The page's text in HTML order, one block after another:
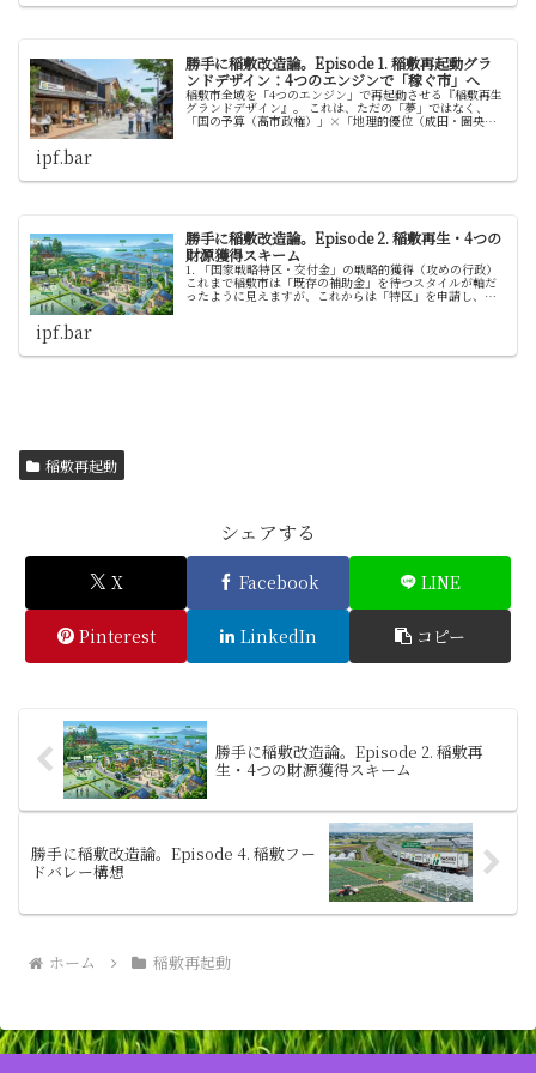
勝手に稲敷改造論。Episode 1. 稲敷再起動グラ
ンドデザイン：4つのエンジンで「稼ぐ市」へ
稲敷市全域を「4つのエンジン」で再起動させる『稲敷再生
グランドデザイン』。 これは、ただの「夢」ではなく、
「国の予算（高市政権）」×「地理的優位（成田・圏央
ipf.bar
勝手に稲敷改造論。Episode 2. 稲敷再生・4つの
財源獲得スキーム
1. 「国家戦略特区・交付金」の戦略的獲得（攻めの行政）
これまで稲敷市は「既存の補助金」を待つスタイルが軸だ
ったように見えますが、これからは「特区」を申請し、大
ipf.bar
稲敷再起動
シェアする
X Facebook LINE
Pinterest LinkedIn コピー
勝手に稲敷改造論。Episode 2. 稲敷再
生・4つの財源獲得スキーム
勝手に稲敷改造論。Episode 4. 稲敷フー
ドバレー構想
ホーム 稲敷再起動